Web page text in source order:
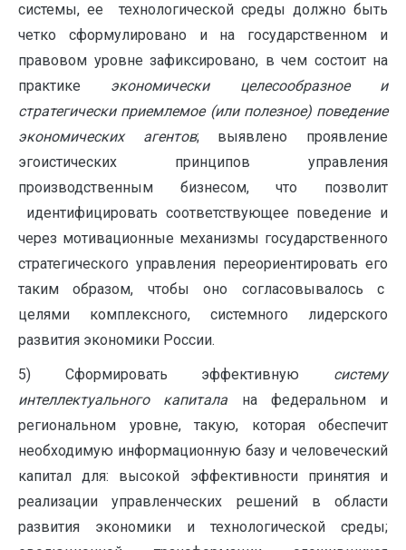
системы, ее технологической среды должно быть
четко сформулировано и на государственном и
правовом уровне зафиксировано, в чем состоит на
практике экономически целесообразное и
стратегически приемлемое (или полезное) поведение
экономических агентов; выявлено проявление
эгоистических принципов управления
производственным бизнесом, что позволит
идентифицировать соответствующее поведение и
через мотивационные механизмы государственного
стратегического управления переориентировать его
таким образом, чтобы оно согласовывалось с
целями комплексного, системного лидерского
развития экономики России.
5) Сформировать эффективную систему
интеллектуального капитала на федеральном и
региональном уровне, такую, которая обеспечит
необходимую информационную базу и человеческий
капитал для: высокой эффективности принятия и
реализации управленческих решений в области
развития экономики и технологической среды;